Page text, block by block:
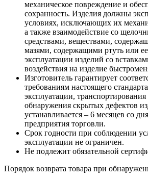
механическое повреждение и
сохранность. Изделия должны
условиях, исключающих их
а также взаимодействие со
средствами, веществами,
мазями, содержащими ртуть или
эксплуатации изделий со
воздействия на изделие
Изготовитель гарантирует
требованиям настоящего
эксплуатации,
обнаружения скрытых дефектов
устанавливается – 6 месяцев со
предприятия торговли.
Срок годности при соблюдении
эксплуатации не ограничен.
Не подлежит обязательной
Порядок возврата товара при